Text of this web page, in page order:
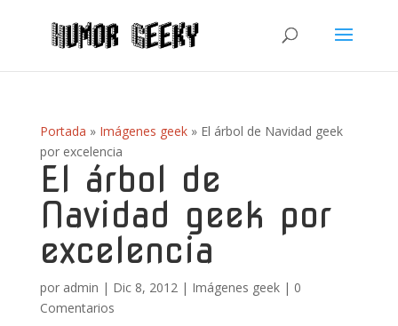
Portada » Imágenes geek» El árbol de Navidad geek
por excelencia
El árbol de
Navidad geek por
excelencia
por admin | Dic 8, 2012| Imágenes geek| 0
Comentarios